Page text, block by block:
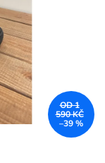
OD 1
590 KČ
–39 %